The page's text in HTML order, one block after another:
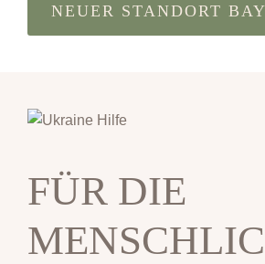
NEUER STANDORT
FÜR DIE